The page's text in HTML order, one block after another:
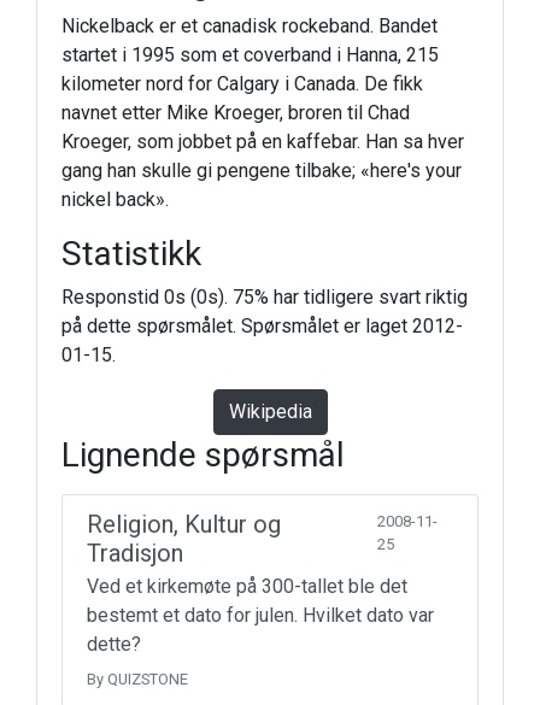
Nickelback er et canadisk rockeband. Bandet
startet i 1995 som et coverband i Hanna, 215
kilometer nord for Calgary i Canada. De fikk
navnet etter Mike Kroeger, broren til Chad
Kroeger, som jobbet på en kaffebar. Han sa hver
gang han skulle gi pengene tilbake; «here's your
nickel back».
Statistikk
Responstid 0s (0s). 75% har tidligere svart riktig
på dette spørsmålet. Spørsmålet er laget 2012-
01-15.
Wikipedia
Lignende spørsmål
Religion, Kultur og
Tradisjon
2008-11-
25
Ved et kirkemøte på 300-tallet ble det
bestemt et dato for julen. Hvilket dato var
dette?
By QUIZSTONE